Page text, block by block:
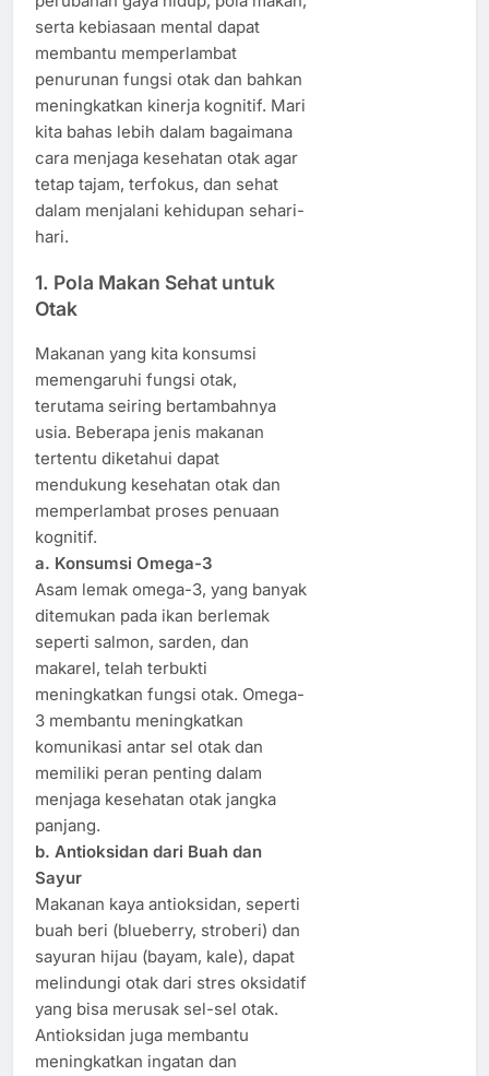
serta kebiasaan mental dapat
membantu memperlambat
penurunan fungsi otak dan bahkan
meningkatkan kinerja kognitif. Mari
kita bahas lebih dalam bagaimana
cara menjaga kesehatan otak agar
tetap tajam, terfokus, dan sehat
dalam menjalani kehidupan sehari-
hari.
1. Pola Makan Sehat untuk
Otak
Makanan yang kita konsumsi
memengaruhi fungsi otak,
terutama seiring bertambahnya
usia. Beberapa jenis makanan
tertentu diketahui dapat
mendukung kesehatan otak dan
memperlambat proses penuaan
kognitif.
a. Konsumsi Omega-3
Asam lemak omega-3, yang banyak
ditemukan pada ikan berlemak
seperti salmon, sarden, dan
makarel, telah terbukti
meningkatkan fungsi otak. Omega-
3 membantu meningkatkan
komunikasi antar sel otak dan
memiliki peran penting dalam
menjaga kesehatan otak jangka
panjang.
b. Antioksidan dari Buah dan
Sayur
Makanan kaya antioksidan, seperti
buah beri (blueberry, stroberi) dan
sayuran hijau (bayam, kale), dapat
melindungi otak dari stres oksidatif
yang bisa merusak sel-sel otak.
Antioksidan juga membantu
meningkatkan ingatan dan